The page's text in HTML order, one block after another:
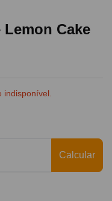
Cake
indisponível.
Calcular